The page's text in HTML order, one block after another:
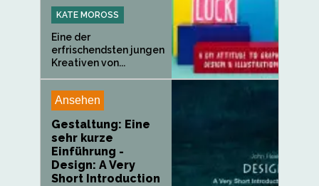
KATE MOROSS
Eine der
erfrischendsten jungen
Kreativen von...
Ansehen
Gestaltung: Eine
sehr kurze
Einführung -
Design: A Very
Short Introduction